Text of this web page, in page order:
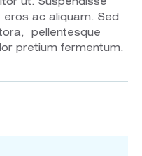
ut. Suspendisse
ac aliquam. Sed
pellentesque
pretium fermentum.